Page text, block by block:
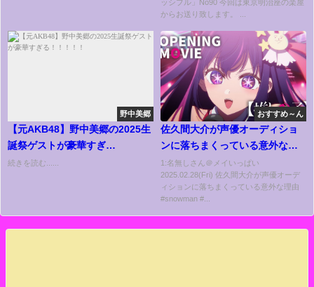
ッシブル」No90 今回は東京明治座の楽屋
からお送り致します。 ...
野中美郷
【元AKB48】野中美郷の2025生
誕祭ゲストが豪華すぎ
る！！！！！
続きを読む......
おすすめ～ん
佐久間大介が声優オーディショ
ンに落ちまくっている意外な理
由 #snowman #雑学 #プリキュ
ア
1:名無しさん＠メイいっぱい
2025.02.28(Fri) 佐久間大介が声優オーデ
ィションに落ちまくっている意外な理由
#snowman #...